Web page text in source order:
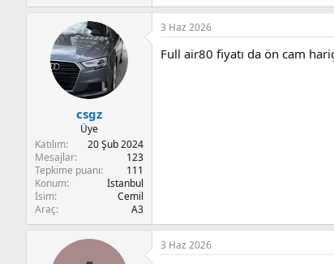
csgz
Üye
Katılım
20 Şub 2024
Mesajlar
123
Tepkime puanı
111
Konum
İstanbul
İsim
Cemil
Araç
A3
3 Haz 2026
Full air80 fiyatı da ön cam
3 Haz 2026